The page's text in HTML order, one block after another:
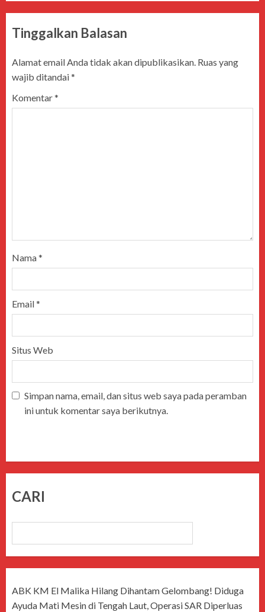
Tinggalkan Balasan
Alamat email Anda tidak akan dipublikasikan. Ruas yang
wajib ditandai*
Komentar*
Nama*
Email*
Situs Web
Simpan nama, email, dan situs web saya pada peramban
ini untuk komentar saya berikutnya.
CARI
ABK KM El Malika Hilang Dihantam Gelombang! Diduga
Ayuda Mati Mesin di Tengah Laut, Operasi SAR Diperluas